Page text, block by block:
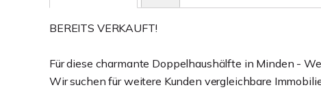
BEREITS VERKAUFT!
Für diese charmante Doppelhaushälfte in Minden -
Wir suchen für weitere Kunden vergleichbare